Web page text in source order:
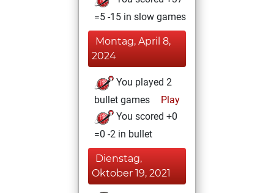
=5 -15 in slow games
Montag, April 8,
2024
You played 2
bullet games
Play
You scored +0
=0 -2 in bullet
Dienstag,
Oktober 19, 2021